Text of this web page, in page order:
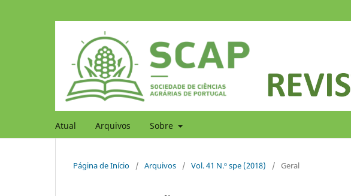
Atual Arquivos Sobre
Página de Início / Arquivos / Vol. 41 N.º spe (2018) / Geral